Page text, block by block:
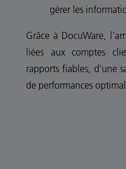
gérer les
Grâce à DocuWare,
liées aux comptes
rapports fiables, d’une
de performances